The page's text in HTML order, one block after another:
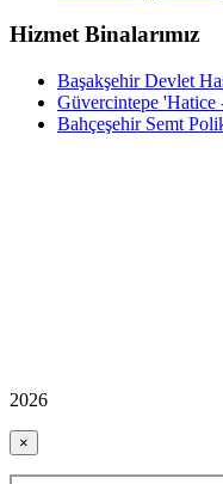
Hizmet Binalarımız
Başakşehir Devlet
Güvercintepe
Bahçeşehir Semt
2026
×